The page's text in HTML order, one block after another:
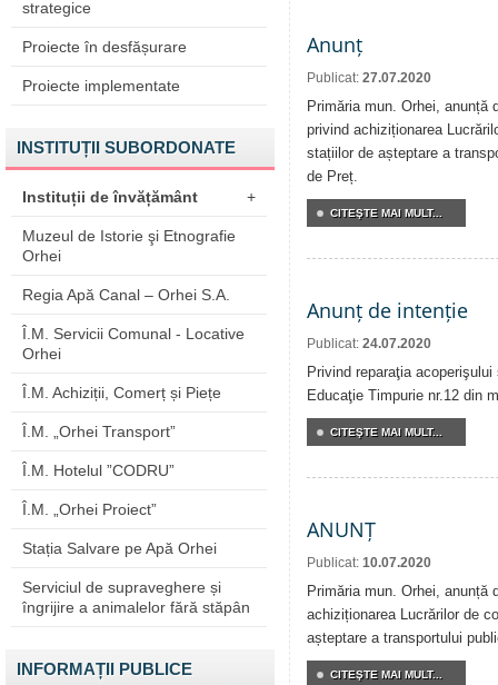
strategice
Proiecte în desfășurare
Proiecte implementate
INSTITUȚII SUBORDONATE
Instituții de învățământ +
Muzeul de Istorie şi Etnografie
Orhei
Regia Apă Canal – Orhei S.A.
Î.M. Servicii Comunal - Locative
Orhei
Î.M. Achiziții, Comerț și Piețe
Î.M. „Orhei Transport”
Î.M. Hotelul ”CODRU”
Î.M. „Orhei Proiect”
Stația Salvare pe Apă Orhei
Serviciul de supraveghere și
îngrijire a animalelor fără stăpân
INFORMAȚII PUBLICE
Anunț
Publicat: 27.07.2020
Primăria mun. Orhei, anunță
privind achiziționarea
stațiilor de așteptare a
de Preț.
CITEŞTE MAI MULT...
Anunț de intenție
Publicat: 24.07.2020
Privind reparaţia
Educaţie Timpurie nr.12 din
CITEŞTE MAI MULT...
ANUNȚ
Publicat: 10.07.2020
Primăria mun. Orhei, anunță
achiziționarea Lucrărilor de
așteptare a transportului
CITEŞTE MAI MULT...